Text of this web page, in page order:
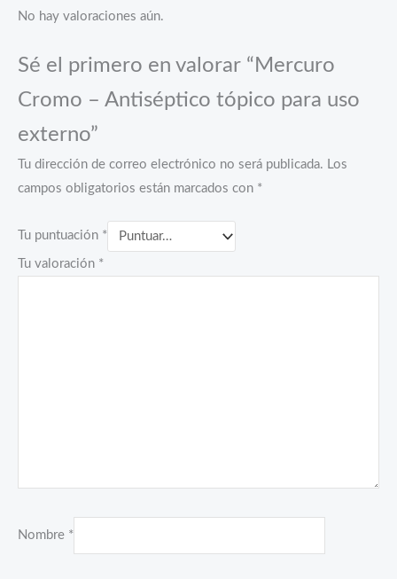
No hay valoraciones aún.
Sé el primero en valorar “Mercuro
Cromo – Antiséptico tópico para uso
externo”
Tu dirección de correo electrónico no será publicada. Los
campos obligatorios están marcados con *
Tu puntuación *
Tu valoración *
Nombre *